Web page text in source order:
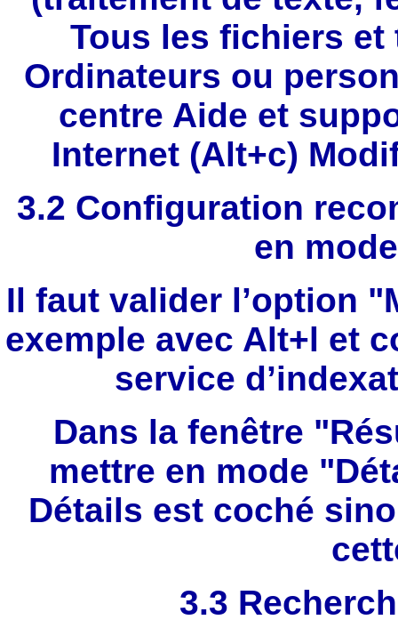
Tous les fichiers
Ordinateurs ou
centre Aide et
Internet (Alt+c)
3.2 Configuration
en
Il faut valider l’option
exemple avec Alt+l et
service
Dans la fenêtre
mettre en mode
Détails est coché
3.3